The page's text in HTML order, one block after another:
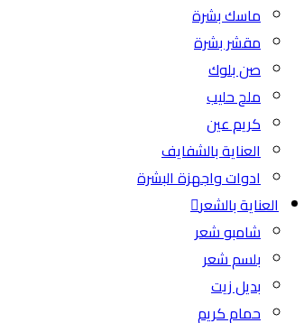
ماسك بشرة
مقشر بشرة
صن بلوك
ملح حليب
كريم عين
العناية بالشفايف
ادوات واجهزة البشرة
العناية بالشعر
شامبو شعر
بلسم شعر
بديل زيت
حمام كريم